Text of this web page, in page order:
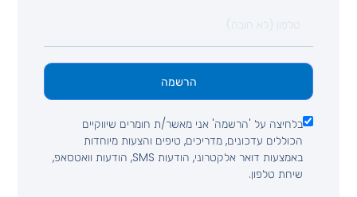
בלחיצה על 'הרשמה' אני מאשר/ת חומרים שיווקיים
הכוללים עדכונים, מדריכים, טיפים והצעות מיוחדות
באמצעות דואר אלקטרוני, הודעות SMS, הודעות וואטסאפ,
שיחת טלפון.
הרשמה